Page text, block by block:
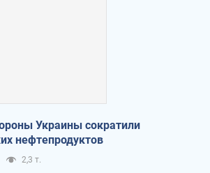
Украины сократили
нефтепродуктов
2,3 т.